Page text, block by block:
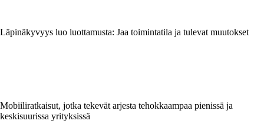
Läpinäkyvyys luo luottamusta: Jaa toimintatila ja tulevat muutokset
Mobiiliratkaisut, jotka tekevät arjesta tehokkaampaa pienissä ja
keskisuurissa yrityksissä